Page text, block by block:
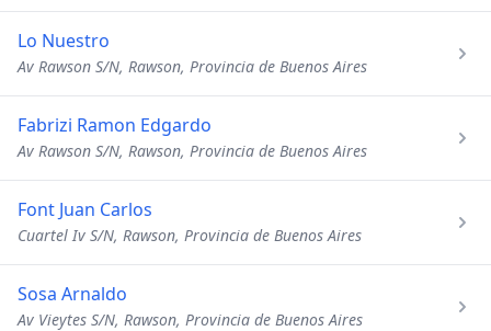
Lo Nuestro
Av Rawson S/N, Rawson, Provincia de Buenos Aires
Fabrizi Ramon Edgardo
Av Rawson S/N, Rawson, Provincia de Buenos Aires
Font Juan Carlos
Cuartel Iv S/N, Rawson, Provincia de Buenos Aires
Sosa Arnaldo
Av Vieytes S/N, Rawson, Provincia de Buenos Aires